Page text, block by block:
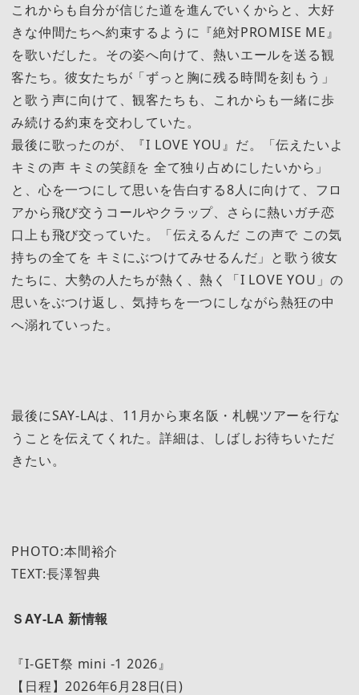
これからも自分が信じた道を進んでいくからと、大好
きな仲間たちへ約束するように『絶対PROMISE ME』
を歌いだした。その姿へ向けて、熱いエールを送る観
客たち。彼女たちが「ずっと胸に残る時間を刻もう」
と歌う声に向けて、観客たちも、これからも一緒に歩
み続ける約束を交わしていた。
最後に歌ったのが、『I LOVE YOU』だ。「伝えたいよ
キミの声 キミの笑顔を 全て独り占めにしたいから」
と、心を一つにして思いを告白する8人に向けて、フロ
アから飛び交うコールやクラップ、さらに熱いガチ恋
口上も飛び交っていた。「伝えるんだ この声で この気
持ちの全てを キミにぶつけてみせるんだ」と歌う彼女
たちに、大勢の人たちが熱く、熱く「I LOVE YOU」の
思いをぶつけ返し、気持ちを一つにしながら熱狂の中
へ溺れていった。
最後にSAY-LAは、11月から東名阪・札幌ツアーを行な
うことを伝えてくれた。詳細は、しばしお待ちいただ
きたい。
PHOTO:本間裕介
TEXT:長澤智典
ＳAY-LA 新情報
『I-GET祭 mini -1 2026』
【日程】2026年6月28日(日)